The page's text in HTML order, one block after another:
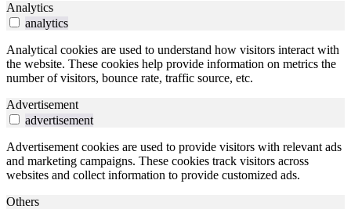
Analytics
analytics
Analytical cookies are used to understand how visitors interact with
the website. These cookies help provide information on metrics the
number of visitors, bounce rate, traffic source, etc.
Advertisement
advertisement
Advertisement cookies are used to provide visitors with relevant ads
and marketing campaigns. These cookies track visitors across
websites and collect information to provide customized ads.
Others